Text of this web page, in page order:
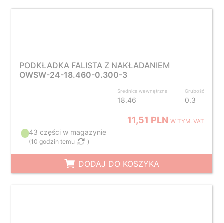
PODKŁADKA FALISTA Z NAKŁADANIEM
OWSW-24-18.460-0.300-3
Średnica wewnętrzna
18.46
Grubość
0.3
11,51 PLNW TYM. VAT
43 części w magazynie
(10 godzin temu )
DODAJ DO KOSZYKA